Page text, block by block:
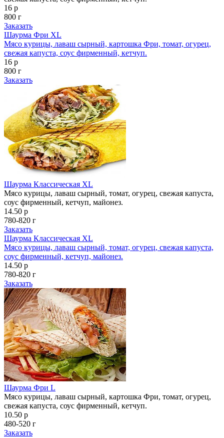
16 р
800 г
Заказать
Шаурма Фри XL
Мясо курицы, лаваш сырный, картошка Фри, томат, огурец,
свежая капуста, соус фирменный, кетчуп.
16 р
800 г
Заказать
Шаурма Классическая XL
Мясо курицы, лаваш сырный, томат, огурец, свежая капуста,
соус фирменный, кетчуп, майонез.
14.50 р
780-820 г
Заказать
Шаурма Классическая XL
Мясо курицы, лаваш сырный, томат, огурец, свежая капуста,
соус фирменный, кетчуп, майонез.
14.50 р
780-820 г
Заказать
Шаурма Фри L
Мясо курицы, лаваш сырный, картошка Фри, томат, огурец,
свежая капуста, соус фирменный, кетчуп.
10.50 р
480-520 г
Заказать